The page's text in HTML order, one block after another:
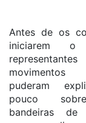
Antes de os
iniciarem o
puderam
pouco
bandeiras